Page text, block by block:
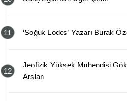
11 ‘Soğuk Lodos’ Yazarı Burak
12
Jeofizik Yüksek Mühendisi
Arslan